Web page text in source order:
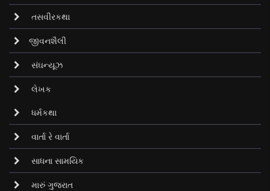
તસવીરકથા
જીવનશૈલી
સંઘન્યૂઝ
લેખક
ધર્મકથા
વાર્તા રે વાર્તા
સાધના સામયિક
મારું ગુજરાત